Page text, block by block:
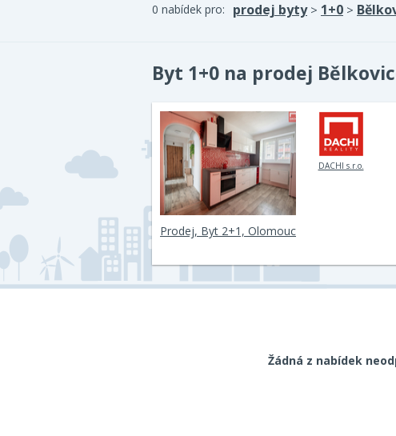
0 nabídek pro: prodej byty> 1+0 >
Byt 1+0 na prodej
DACHI s.r.o.
Prodej, Byt 2+1, Olomouc
Žádná z nabídek